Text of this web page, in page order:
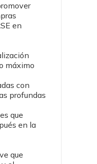
en
máximo
con
profundas
que
en la
que